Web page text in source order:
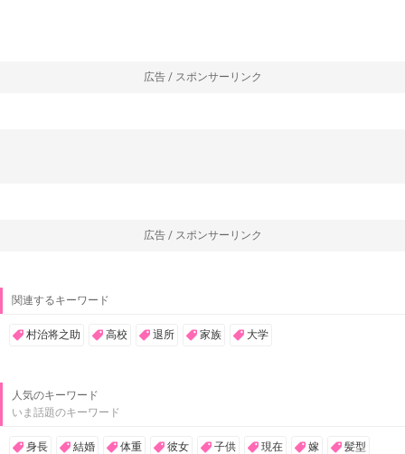
広告 / スポンサーリンク
広告 / スポンサーリンク
関連するキーワード
村治将之助 高校 退所 家族 大学
人気のキーワード
いま話題のキーワード
身長 結婚 体重 彼女 子供 現在 嫁 髪型